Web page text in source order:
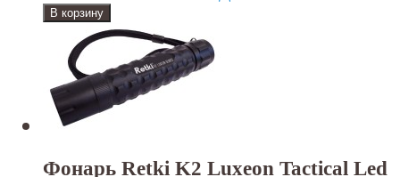
Фонарь Retki K2 Luxeon Tactical Led